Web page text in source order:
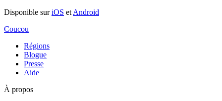
Disponible suriOS et Android
Coucou
Régions
Blogue
Presse
Aide
À propos